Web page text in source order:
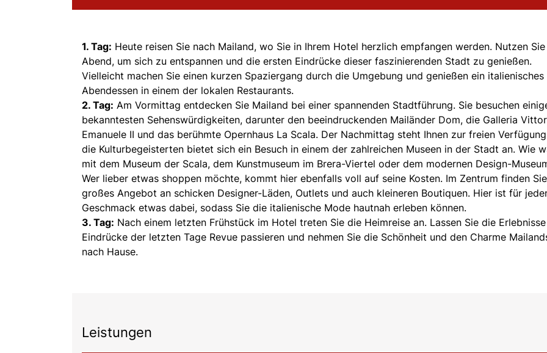
1. Tag: Heute reisen Sie nach Mailand, wo Sie in Ihrem Hotel herzlich empfangen werden. Nutzen
Abend, um sich zu entspannen und die ersten Eindrücke dieser faszinierenden Stadt zu genießen.
Vielleicht machen Sie einen kurzen Spaziergang durch die Umgebung und genießen ein italienisches
Abendessen in einem der lokalen Restaurants.
2. Tag: Am Vormittag entdecken Sie Mailand bei einer spannenden Stadtführung. Sie besuchen
bekanntesten Sehenswürdigkeiten, darunter den beeindruckenden Mailänder Dom, die Galleria
Emanuele II und das berühmte Opernhaus La Scala. Der Nachmittag steht Ihnen zur freien
die Kulturbegeisterten bietet sich ein Besuch in einem der zahlreichen Museen in der Stadt an. Wie
mit dem Museum der Scala, dem Kunstmuseum im Brera-Viertel oder dem modernen Design-
Wer lieber etwas shoppen möchte, kommt hier ebenfalls voll auf seine Kosten. Im Zentrum finden
großes Angebot an schicken Designer-Läden, Outlets und auch kleineren Boutiquen. Hier ist für
Geschmack etwas dabei, sodass Sie die italienische Mode hautnah erleben können.
3. Tag: Nach einem letzten Frühstück im Hotel treten Sie die Heimreise an. Lassen Sie die
Eindrücke der letzten Tage Revue passieren und nehmen Sie die Schönheit und den Charme
nach Hause.
Leistungen